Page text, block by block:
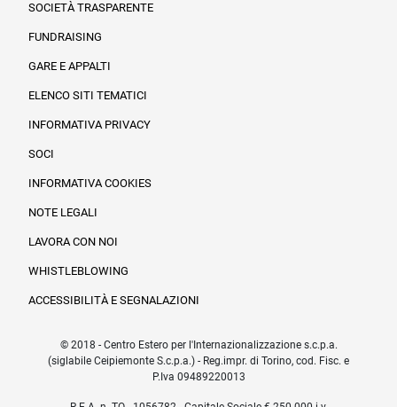
SOCIETÀ TRASPARENTE
FUNDRAISING
GARE E APPALTI
ELENCO SITI TEMATICI
INFORMATIVA PRIVACY
SOCI
INFORMATIVA COOKIES
NOTE LEGALI
LAVORA CON NOI
WHISTLEBLOWING
ACCESSIBILITÀ E SEGNALAZIONI
© 2018 - Centro Estero per l'Internazionalizzazione s.c.p.a.
(siglabile Ceipiemonte S.c.p.a.) - Reg.impr. di Torino, cod. Fisc. e
P.Iva 09489220013